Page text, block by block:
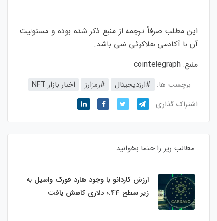
این مطلب صرفاً ترجمه از منبع ذکر شده بوده و مسئولیت
آن با آکادمی هلاکوئی نمی باشد.
منبع: cointelegraph
برچسب ها: #ارزدیجیتال #رمزارز
اخبار بازار NFT
اشتراک گذاری:
مطالب زیر را حتما بخوانید
ارزش کاردانو با وجود هارد فورک واسیل به
زیر سطح 0.44 دلاری کاهش یافت